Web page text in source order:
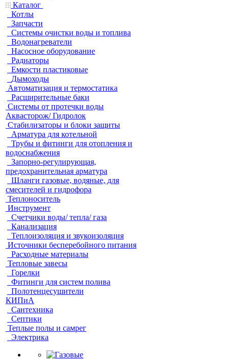
Каталог
Котлы
Запчасти
Системы очистки воды и топлива
Водонагреватели
Насосное оборудование
Радиаторы
Емкости пластиковые
Дымоходы
Автоматизация и термостатика
Расширительные баки
Системы от протечки воды
Аквасторож/ Гидролок
Стабилизаторы и блоки защиты
Арматура для котельной
Трубы и фитинги для отопления и
водоснабжения
Запорно-регулирующая,
предохранительная арматура
Шланги газовые, водяные, для
смесителей и гидрофора
Теплоноситель
Инструмент
Счетчики воды/ тепла/ газа
Канализация
Теплоизоляция и звукоизоляция
Источники бесперебойного питания
Расходные материалы
Тепловые завесы
Горелки
Фитинги для систем полива
Полотенцесушители
КИПиА
Сантехника
Септики
Теплые полы и самрег
Электрика